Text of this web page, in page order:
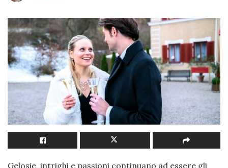
Gelosie, intrighi e passioni continuano ad essere gli